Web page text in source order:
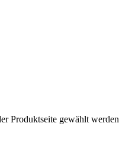
Produktseite gewählt werden